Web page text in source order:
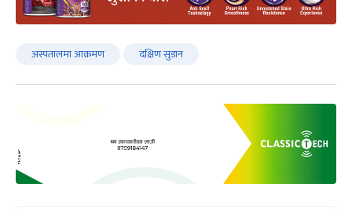
अस्पतालमा आक्रमण दक्षिण सुडान